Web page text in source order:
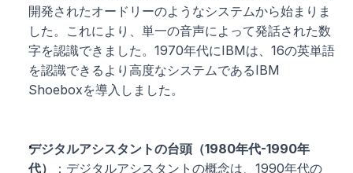
開発されたオードリーのようなシステムから始まりま
した。これにより、単一の音声によって発話された数
字を認識できました。1970年代にIBMは、16の英単語
を認識できるより高度なシステムであるIBM
Shoeboxを導入しました。
デジタルアシスタントの台頭（1980年代-1990年
代）
：デジタルアシスタントの概念は、1990年代の